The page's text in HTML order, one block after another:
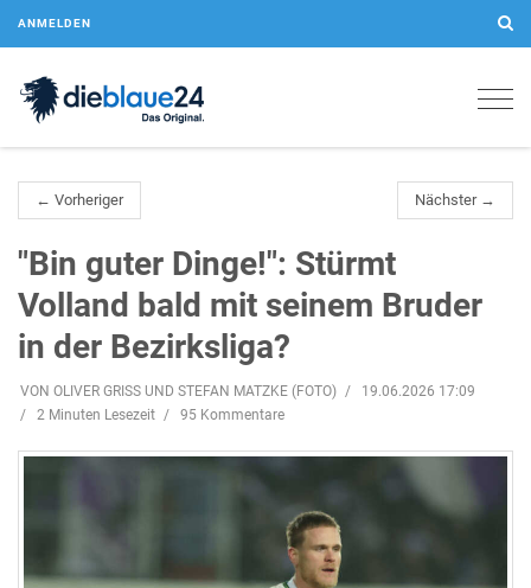
ANMELDEN
← Vorheriger Nächster →
"Bin guter Dinge!": Stürmt
Volland bald mit seinem Bruder
in der Bezirksliga?
VON OLIVER GRISS UND STEFAN MATZKE (FOTO)
19.06.2026 17:09
2 Minuten Lesezeit
95 Kommentare